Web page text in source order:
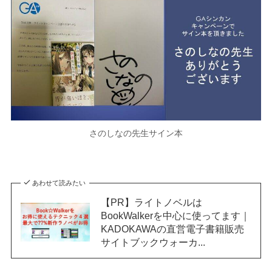
さのしなの先生サイン本
あわせて読みたい
【PR】ライトノベルは
BookWalkerを中心に使ってます｜
KADOKAWAの直営電子書籍販売
サイトブックウォーカ...